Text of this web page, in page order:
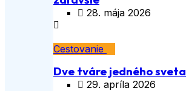
28. mája 2026
Cestovanie
Dve tváre jedného sveta
29. apríla 2026